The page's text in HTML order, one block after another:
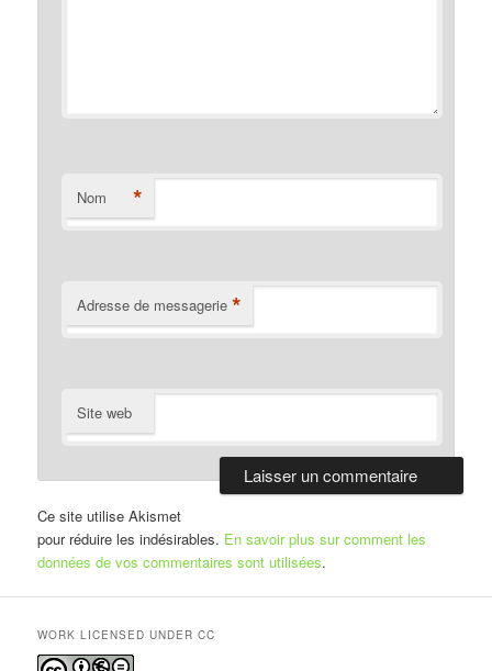
Nom *
Adresse de messagerie *
Site web
Ce site utilise Akismet
pour réduire les indésirables. En savoir plus sur comment les
données de vos commentaires sont utilisées.
WORK LICENSED UNDER CC